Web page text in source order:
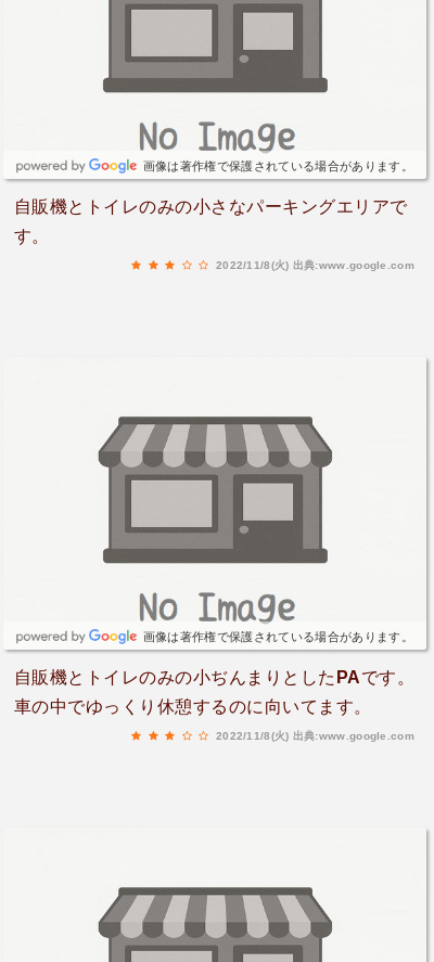
画像は著作権で保護されている場合があります。
自販機とトイレのみの小さなパーキングエリアで
す。
2022/11/8(火) 出典:www.google.com
画像は著作権で保護されている場合があります。
自販機とトイレのみの小ぢんまりとしたPAです。
車の中でゆっくり休憩するのに向いてます。
2022/11/8(火) 出典:www.google.com